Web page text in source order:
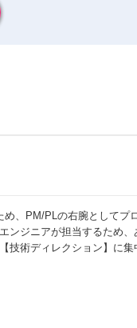
、PM/PLの右腕としてプ
ンジニアが担当するため、
技術ディレクション】に集